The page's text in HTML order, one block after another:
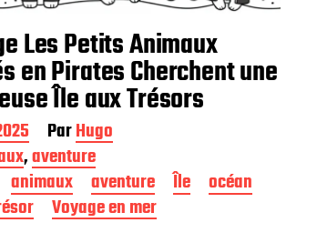
Les Petits Animaux
en Pirates Cherchent une
Île aux Trésors
ParHugo
,aventure
animaux aventure Île
océan
Voyage en mer